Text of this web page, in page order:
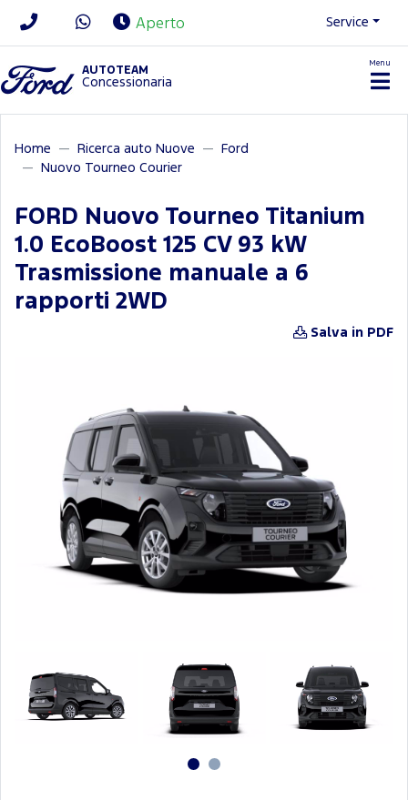
Aperto Service
AUTOTEAM
Concessionaria
Menu
Home Ricerca auto Nuove
Ford
Nuovo Tourneo Courier
FORD Nuovo Tourneo Titanium
1.0 EcoBoost 125 CV 93 kW
Trasmissione manuale a 6
rapporti 2WD
Salva in PDF